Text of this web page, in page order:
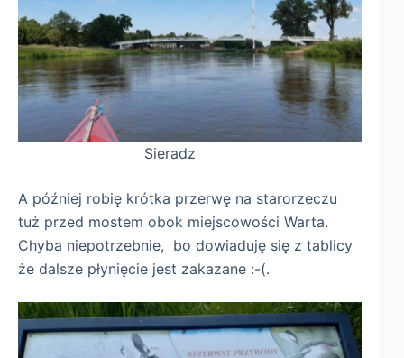
Sieradz
A później robię krótka przerwę na starorzeczu
tuż przed mostem obok miejscowości Warta.
Chyba niepotrzebnie, bo dowiaduję się z tablicy
że dalsze płynięcie jest zakazane :-(.